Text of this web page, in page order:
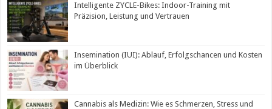
Intelligente ZYCLE-Bikes: Indoor-Training mit
Präzision, Leistung und Vertrauen
Insemination (IUI): Ablauf, Erfolgschancen und Kosten
im Überblick
Cannabis als Medizin: Wie es Schmerzen, Stress und